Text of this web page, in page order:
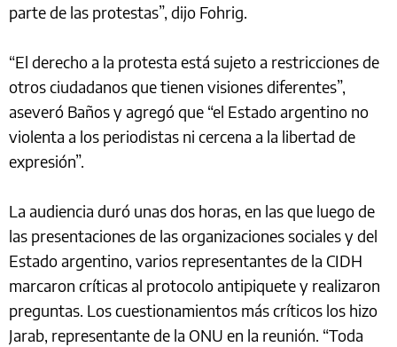
parte de las protestas”, dijo Fohrig.
“El derecho a la protesta está sujeto a restricciones de
otros ciudadanos que tienen visiones diferentes”,
aseveró Baños y agregó que “el Estado argentino no
violenta a los periodistas ni cercena a la libertad de
expresión”.
La audiencia duró unas dos horas, en las que luego de
las presentaciones de las organizaciones sociales y del
Estado argentino, varios representantes de la CIDH
marcaron críticas al protocolo antipiquete y realizaron
preguntas. Los cuestionamientos más críticos los hizo
Jarab, representante de la ONU en la reunión. “Toda